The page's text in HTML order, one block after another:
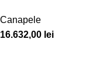
Canapele
16.632,00 lei